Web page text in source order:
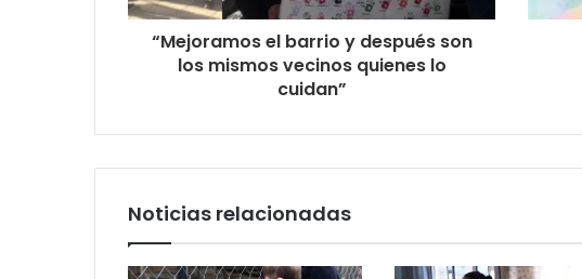
“Mejoramos el barrio y después son
los mismos vecinos quienes lo
cuidan”
Noticias relacionadas